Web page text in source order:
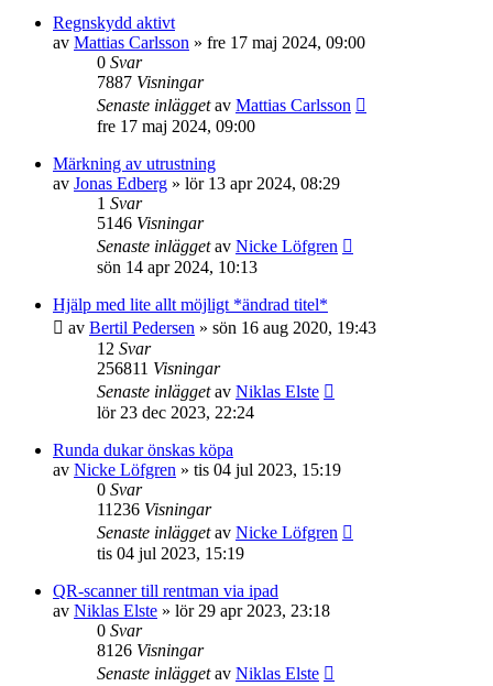
Regnskydd aktivt
av Mattias Carlsson » fre 17 maj 2024, 09:00
0 Svar
7887 Visningar
Senaste inläggetav Mattias Carlsson
fre 17 maj 2024, 09:00
Märkning av utrustning
av Jonas Edberg » lör 13 apr 2024, 08:29
1 Svar
5146 Visningar
Senaste inläggetav Nicke Löfgren
sön 14 apr 2024, 10:13
Hjälp med lite allt möjligt *ändrad titel*
av Bertil Pedersen » sön 16 aug 2020, 19:43
12 Svar
256811 Visningar
Senaste inläggetav Niklas Elste
lör 23 dec 2023, 22:24
Runda dukar önskas köpa
av Nicke Löfgren » tis 04 jul 2023, 15:19
0 Svar
11236 Visningar
Senaste inläggetav Nicke Löfgren
tis 04 jul 2023, 15:19
QR-scanner till rentman via ipad
av Niklas Elste » lör 29 apr 2023, 23:18
0 Svar
8126 Visningar
Senaste inläggetav Niklas Elste